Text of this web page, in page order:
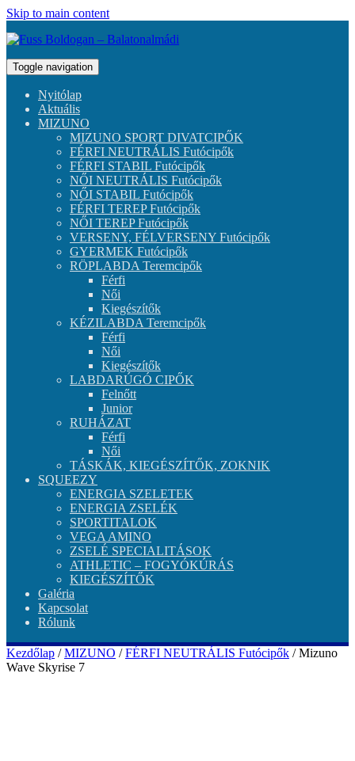
Skip to main content
Toggle navigation
Nyitólap
Aktuális
MIZUNO
MIZUNO SPORT DIVATCIPŐK
FÉRFI NEUTRÁLIS Futócipők
FÉRFI STABIL Futócipők
NŐI NEUTRÁLIS Futócipők
NŐI STABIL Futócipők
FÉRFI TEREP Futócipők
NŐI TEREP Futócipők
VERSENY, FÉLVERSENY Futócipők
GYERMEK Futócipők
RÖPLABDA Teremcipők
Férfi
Női
Kiegészítők
KÉZILABDA Teremcipők
Férfi
Női
Kiegészítők
LABDARÚGÓ CIPŐK
Felnőtt
Junior
RUHÁZAT
Férfi
Női
TÁSKÁK, KIEGÉSZÍTŐK, ZOKNIK
SQUEEZY
ENERGIA SZELETEK
ENERGIA ZSELÉK
SPORTITALOK
VEGA AMINO
ZSELÉ SPECIALITÁSOK
ATHLETIC – FOGYÓKÚRÁS
KIEGÉSZÍTŐK
Galéria
Kapcsolat
Rólunk
Kezdőlap /MIZUNO /FÉRFI NEUTRÁLIS Futócipők / Mizuno
Wave Skyrise 7